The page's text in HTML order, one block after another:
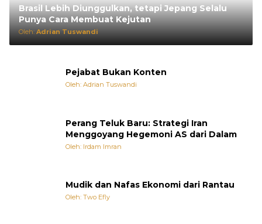
Brasil Lebih Diunggulkan, tetapi Jepang Selalu
Punya Cara Membuat Kejutan
Oleh: Adrian Tuswandi
Pejabat Bukan Konten
Oleh: Adrian Tuswandi
Perang Teluk Baru: Strategi Iran
Menggoyang Hegemoni AS dari Dalam
Oleh: Irdam Imran
Mudik dan Nafas Ekonomi dari Rantau
Oleh: Two Efly